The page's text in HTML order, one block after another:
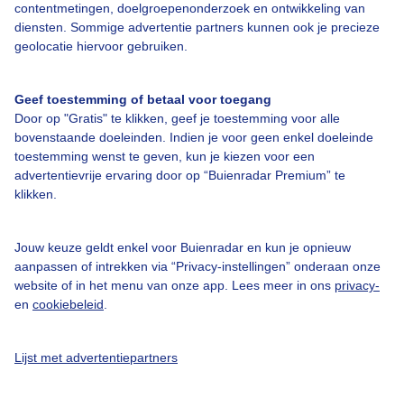
contentmetingen, doelgroepenonderzoek en ontwikkeling van
diensten. Sommige advertentie partners kunnen ook je precieze
geolocatie hiervoor gebruiken.
Geef toestemming of betaal voor toegang
Door op "Gratis" te klikken, geef je toestemming voor alle
bovenstaande doeleinden. Indien je voor geen enkel doeleinde
toestemming wenst te geven, kun je kiezen voor een
advertentievrije ervaring door op “Buienradar Premium” te
klikken.
Jouw keuze geldt enkel voor Buienradar en kun je opnieuw
aanpassen of intrekken via “Privacy-instellingen” onderaan onze
website of in het menu van onze app. Lees meer in ons privacy-
en cookiebeleid
Lijst met advertentiepartners
Over Buienradar
Veelgestelde vragen
Contact
Toegankelijkheid
Buienradar Team
Privacy beleid
Privacy instellingen